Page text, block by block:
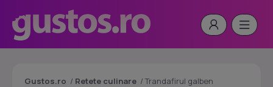
Gustos.ro / Retete culinare /Trandafirul galben